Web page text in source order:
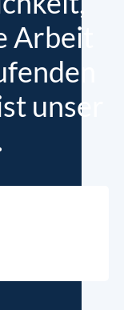
Arbeit
unser